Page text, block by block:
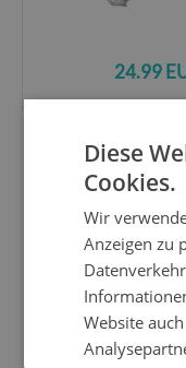
24.99
Diese
Cookies.
Wir
Anzeigen zu
Website